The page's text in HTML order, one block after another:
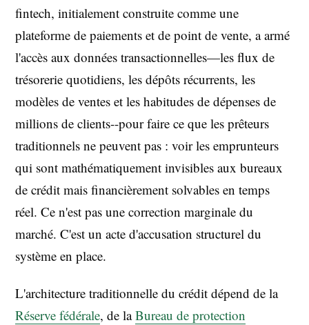
fintech, initialement construite comme une
plateforme de paiements et de point de vente, a armé
l'accès aux données transactionnelles—les flux de
trésorerie quotidiens, les dépôts récurrents, les
modèles de ventes et les habitudes de dépenses de
millions de clients--pour faire ce que les prêteurs
traditionnels ne peuvent pas : voir les emprunteurs
qui sont mathématiquement invisibles aux bureaux
de crédit mais financièrement solvables en temps
réel. Ce n'est pas une correction marginale du
marché. C'est un acte d'accusation structurel du
système en place.
L'architecture traditionnelle du crédit dépend de la
Réserve fédérale, de laBureau de protection